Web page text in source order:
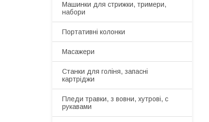
Машинки для стрижки, тримери,
набори
Портативні колонки
Масажери
Станки для голіня, запасні
картріджи
Пледи травки, з вовни, хутрові, с
рукавами